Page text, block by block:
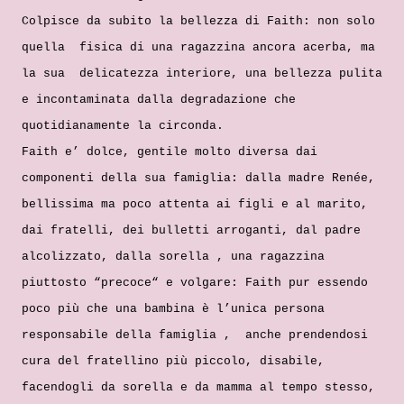
Colpisce da subito la bellezza di Faith: non solo
quella fisica di una ragazzina ancora acerba, ma
la sua delicatezza interiore, una bellezza pulita
e incontaminata dalla degradazione che
quotidianamente la circonda.
Faith e’ dolce, gentile molto diversa dai
componenti della sua famiglia: dalla madre Renée,
bellissima ma poco attenta ai figli e al marito,
dai fratelli, dei bulletti arroganti, dal padre
alcolizzato, dalla sorella , una ragazzina
piuttosto “precoce“ e volgare: Faith pur essendo
poco più che una bambina è l’unica persona
responsabile della famiglia , anche prendendosi
cura del fratellino più piccolo, disabile,
facendogli da sorella e da mamma al tempo stesso,